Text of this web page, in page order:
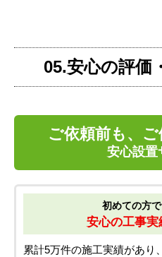
05.安心の評価
ご依頼前も、ご
安心設置
初めての方
安心の工事実
累計5万件の施工実績があり